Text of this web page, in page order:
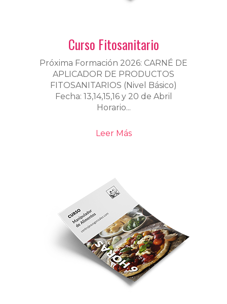
Curso Fitosanitario
Próxima Formación 2026: CARNÉ DE
APLICADOR DE PRODUCTOS
FITOSANITARIOS (Nivel Básico)
Fecha: 13,14,15,16 y 20 de Abril
Horario...
Leer Más